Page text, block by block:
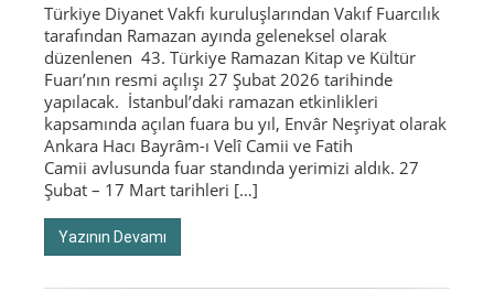
Türkiye Diyanet Vakfı kuruluşlarından Vakıf Fuarcılık
tarafından Ramazan ayında geleneksel olarak
düzenlenen 43. Türkiye Ramazan Kitap ve Kültür
Fuarı’nın resmi açılışı 27 Şubat 2026 tarihinde
yapılacak. İstanbul’daki ramazan etkinlikleri
kapsamında açılan fuara bu yıl, Envâr Neşriyat olarak
Ankara Hacı Bayrâm-ı Velî Camii ve Fatih
Camii avlusunda fuar standında yerimizi aldık. 27
Şubat – 17 Mart tarihleri […]
Yazının Devamı